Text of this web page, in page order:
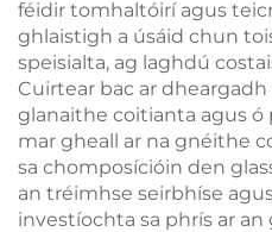
féidir tomhaltóirí agus
ghlaistigh a úsáid chun
speisialta, ag laghdú
Cuirtear bac ar
glanaithe coitianta agus
mar gheall ar na gnéithe
sa chomposícióin den
an tréimhse seirbhíse
investíochta sa phrís ar an